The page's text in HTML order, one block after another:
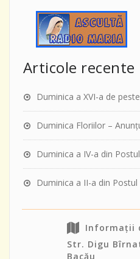
Articole recente
Duminica a XVI-a de
Duminica Floriilor –
Duminica a IV-a din
Duminica a II-a din Postul
Informații
Str. Digu
Bacău